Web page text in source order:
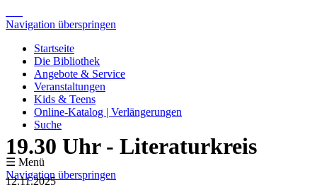
Navigation überspringen
Startseite
Die Bibliothek
Angebote & Service
Veranstaltungen
Kids & Teens
Online-Katalog | Verlängerungen
Suche
☰ Menü
Navigation überspringen
19.30 Uhr - Literaturkreis
12.11.2025